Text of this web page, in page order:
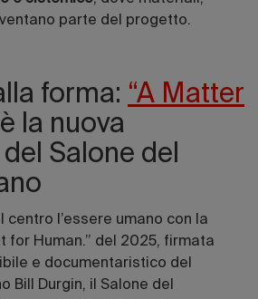
parte del progetto.
forma: “A Matter
è la nuova
Salone del
centro l’essere umano con la
for Human.” del 2025, firmata
e documentaristico del
Bill Durgin, il Salone del